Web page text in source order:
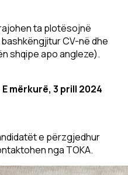
ta plotësojnë
CV-në dhe
shqipe apo angleze).
mërkurë, 3 prill 2024
e përzgjedhur
nga TOKA.